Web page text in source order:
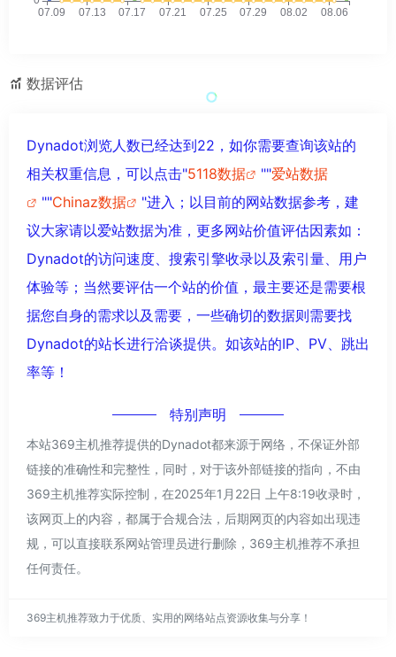
数据评估
Dynadot浏览人数已经达到22，如你需要查询该站的
相关权重信息，可以点击"5118数据 ""爱站数据
""Chinaz数据
"进入；以目前的网站数据参考，建
议大家请以爱站数据为准，更多网站价值评估因素如：
Dynadot的访问速度、搜索引擎收录以及索引量、用户
体验等；当然要评估一个站的价值，最主要还是需要根
据您自身的需求以及需要，一些确切的数据则需要找
Dynadot的站长进行洽谈提供。如该站的IP、PV、跳出
率等！
特别声明
本站369主机推荐提供的Dynadot都来源于网络，不保证外部
链接的准确性和完整性，同时，对于该外部链接的指向，不由
369主机推荐实际控制，在2025年1月22日 上午8:19收录时，
该网页上的内容，都属于合规合法，后期网页的内容如出现违
规，可以直接联系网站管理员进行删除，369主机推荐不承担
任何责任。
369主机推荐致力于优质、实用的网络站点资源收集与分享！